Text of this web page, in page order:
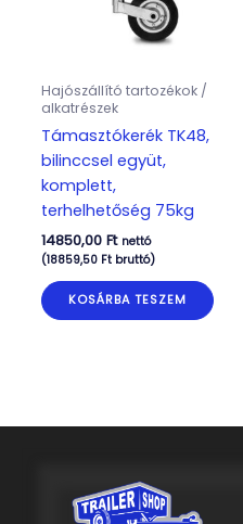
Hajószállító tartozékok /
alkatrészek
Támasztókerék TK48,
bilinccsel együt,
komplett,
terhelhetőség 75kg
14850,00 Ft nettó
(18859,50 Ftbruttó)
KOSÁRBA TESZEM